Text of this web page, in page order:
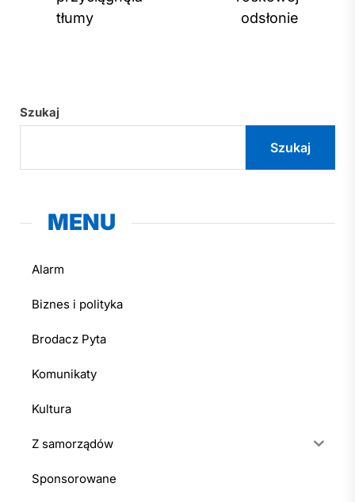
tłumy
odsłonie
Szukaj
Szukaj
MENU
Alarm
Biznes i polityka
Brodacz Pyta
Komunikaty
Kultura
Z samorządów
Sponsorowane